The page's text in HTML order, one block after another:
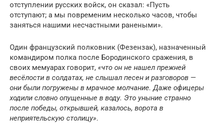
отступлении русских войск, он сказал: «Пусть
отступают; а мы повременим несколько часов, чтобы
заняться нашими несчастными ранеными».
Один французский полковник (Фезензак), назначенный
командиром полка после Бородинского сражения, в
своих мемуарах говорит, «что он не нашел прежней
весёлости в солдатах, не слышал песен и разговоров —
они были погружены в мрачное молчание. Даже офицеры
ходили словно опущенные в воду. Это уныние странно
после победы, открывшей, казалось, ворота в
неприятельскую столицу».